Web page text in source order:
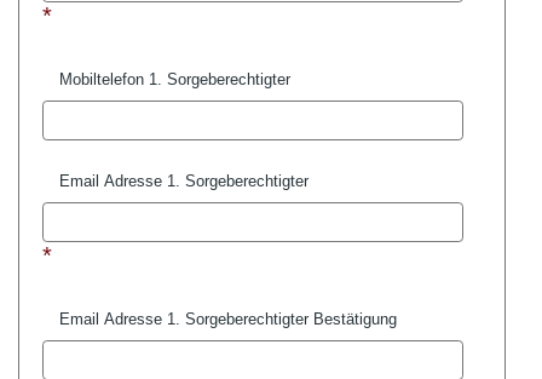
*
Mobiltelefon 1. Sorgeberechtigter
Email Adresse 1. Sorgeberechtigter
*
Email Adresse 1. Sorgeberechtigter Bestätigung